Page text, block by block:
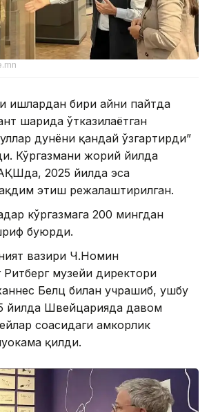
ишлардан бири айни пайтда
шаҳрида ўтказилаётган
дунёни қандай ўзгартирди”
Кўргазмани жорий йилда
2025 йилда эса
этиш режалаштирилган.
кўргазмага 200 мингдан
буюрди.
вазири Ч.Номин
музейи директори
Белц билан учрашиб, ушбу
йилда Швейцарияда давом
соҳасидаги ҳамкорлик
қилди.